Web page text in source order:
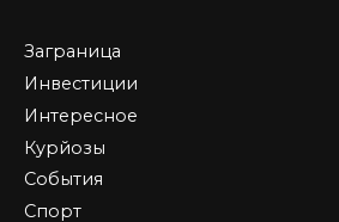
Заграница
Инвестиции
Интересное
Курйозы
События
Спорт